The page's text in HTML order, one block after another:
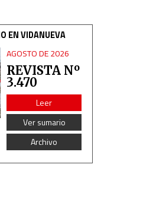
EN VIDANUEVA
AGOSTO DE 2026
REVISTA Nº
3.470
Leer
Ver sumario
Archivo